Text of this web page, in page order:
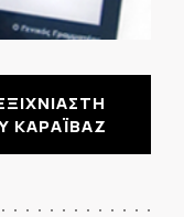
ΚΑΡΑΪΒΑΖ